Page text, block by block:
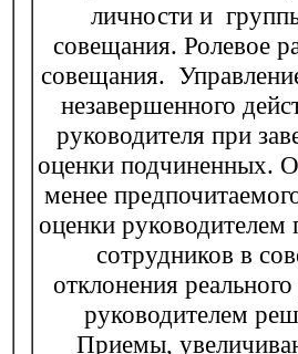
личности и
совещания. Ролевое
совещания.
незавершенного
руководителя при
оценки подчиненных.
менее
оценки
сотрудников в
отклонения
руководителем
Приемы,